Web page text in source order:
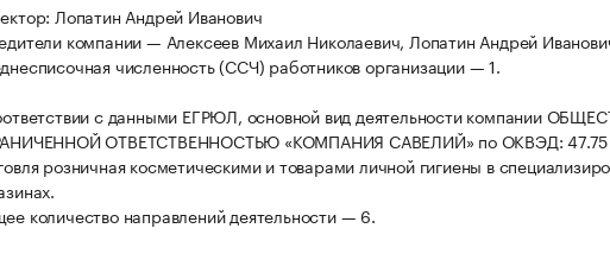
Лопатин Андрей Иванович
компании — Алексеев Михаил Николаевич, Лопатин Андрей
численность (ССЧ) работников организации — 1.
с данными ЕГРЮЛ, основной вид деятельности компании
ОТВЕТСТВЕННОСТЬЮ «КОМПАНИЯ САВЕЛИЙ» по ОКВЭД: 47.75
розничная косметическими и товарами личной гигиены в
количество направлений деятельности — 6.